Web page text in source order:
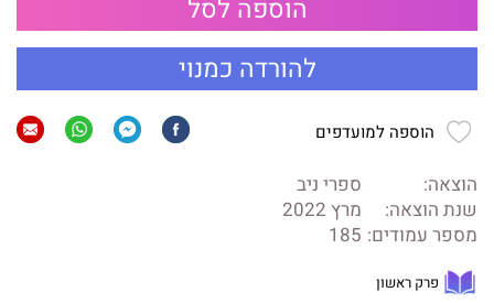
הוספה לסל
להורדה כמנוי
הוספה למועדפים
הוצאה:
ספרי ניב
שנת הוצאה:
מרץ 2022
מספר עמודים: 185
פרק ראשון